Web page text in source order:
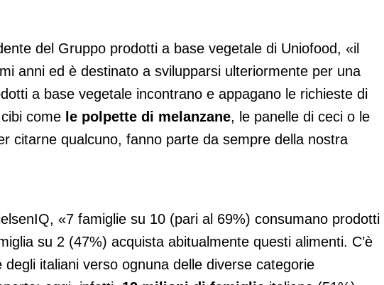
del Gruppo prodotti a base vegetale di Uniofood, «il
anni ed è destinato a svilupparsi ulteriormente per una
a base vegetale incontrano e appagano le richieste di
come le polpette di melanzane, le panelle di ceci o le
citarne qualcuno, fanno parte da sempre della nostra
«7 famiglie su 10 (pari al 69%) consumano prodotti
su 2 (47%) acquista abitualmente questi alimenti. C’è
italiani verso ognuna delle diverse categorie